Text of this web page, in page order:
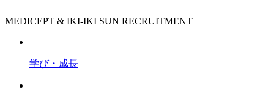
MEDICEPT & IKI-IKI SUN RECRUITMENT
学び・成長